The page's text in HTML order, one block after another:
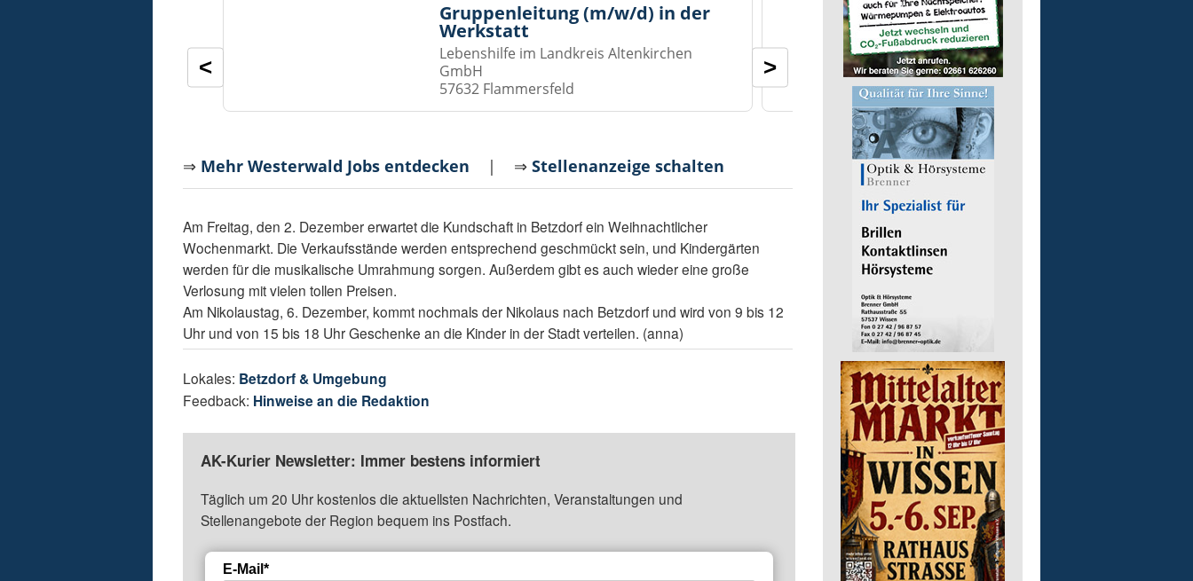
Gruppenleitung (m/w/d) in der
Werkstatt
Lebenshilfe im Landkreis Altenkirchen
GmbH
57632 Flammersfeld
Auslieferungsfahrer/-in
für Mittagessen
Lebenshilfe im Landkreis
GmbH
57632 Flammersfeld
< >
⇒ Mehr Westerwald Jobs entdecken | ⇒Stellenanzeige schalten
Am Freitag, den 2. Dezember erwartet die Kundschaft in Betzdorf ein Weihnachtlicher
Wochenmarkt. Die Verkaufsstände werden entsprechend geschmückt sein, und Kindergärten
werden für die musikalische Umrahmung sorgen. Außerdem gibt es auch wieder eine große
Verlosung mit vielen tollen Preisen.
Am Nikolaustag, 6. Dezember, kommt nochmals der Nikolaus nach Betzdorf und wird von 9 bis 12
Uhr und von 15 bis 18 Uhr Geschenke an die Kinder in der Stadt verteilen. (anna)
Lokales: Betzdorf & Umgebung
Feedback: Hinweise an die Redaktion
AK-Kurier Newsletter: Immer bestens informiert
Täglich um 20 Uhr kostenlos die aktuellsten Nachrichten, Veranstaltungen und
Stellenangebote der Region bequem ins Postfach.
E-Mail*